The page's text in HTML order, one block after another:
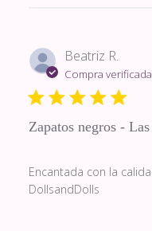
Beatriz R.
Compra verificada
Zapatos negros -
Encantada con la
DollsandDolls